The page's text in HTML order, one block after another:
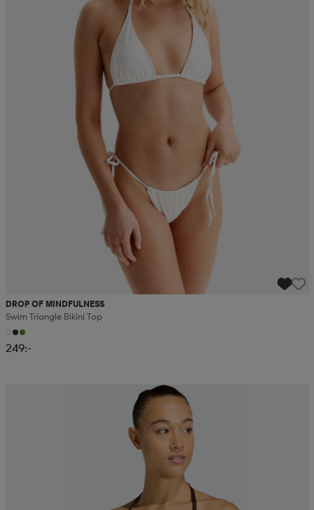
DROP OF MINDFULNESS
Swim Triangle Bikini Top
249:-